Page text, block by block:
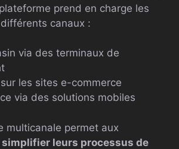
prend en charge les
canaux :
via des terminaux de
les sites e-commerce
via des solutions mobiles
multicanale permet aux
simplifier leurs processus de